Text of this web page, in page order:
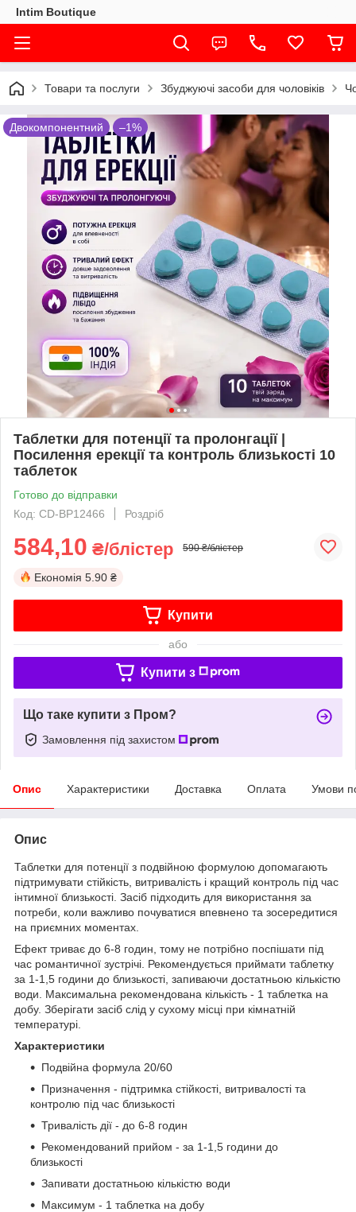
Intim Boutique
Товари та послуги Збуджуючі засоби для чоловіків
Двокомпонентний –1%
Таблетки для потенції та пролонгації |
Посилення ерекції та контроль близькості 10
таблеток
Готово до відправки
Код: CD-BP12466
Роздріб
584,10 ₴/блістер 590 ₴/блістер
Економія 5.90 ₴
Купити
або
Купити з
Що таке купити з Пром?
Замовлення під захистом
Опис Характеристики Доставка Оплата Умови
Опис
Таблетки для потенції з подвійною формулою допомагають
підтримувати стійкість, витривалість і кращий контроль під час
інтимної близькості. Засіб підходить для використання за
потреби, коли важливо почуватися впевнено та зосередитися
на приємних моментах.
Ефект триває до 6-8 годин, тому не потрібно поспішати під
час романтичної зустрічі. Рекомендується приймати таблетку
за 1-1,5 години до близькості, запиваючи достатньою кількістю
води. Максимальна рекомендована кількість - 1 таблетка на
добу. Зберігати засіб слід у сухому місці при кімнатній
температурі.
Характеристики
Подвійна формула 20/60
Призначення - підтримка стійкості, витривалості та
контролю під час близькості
Тривалість дії - до 6-8 годин
Рекомендований прийом - за 1-1,5 години до
близькості
Запивати достатньою кількістю води
Максимум - 1 таблетка на добу